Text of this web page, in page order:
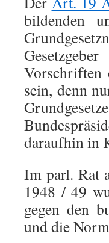
bildenden
Vorschriften
sein, denn
daraufhin in
Im parl. Rat
1948 / 49
gegen den
und die